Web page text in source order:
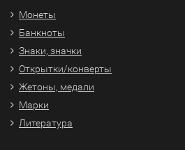
Монеты
Банкноты
Знаки, значки
Открытки/конверты
Жетоны, медали
Марки
Литература